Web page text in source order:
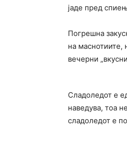
јаде пред
Погрешна
на маснотиите,
вечерни
Сладоледот е
наведува, тоа
сладоледот е